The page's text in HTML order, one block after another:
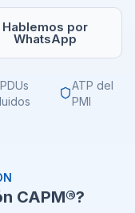
Hablemos por
WhatsApp
ATP del
PMI
CAPM®?